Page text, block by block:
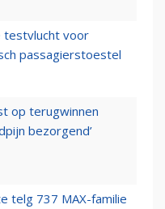
testvlucht voor
passagierstoestel
op terugwinnen
bezorgend’
telg 737 MAX-familie